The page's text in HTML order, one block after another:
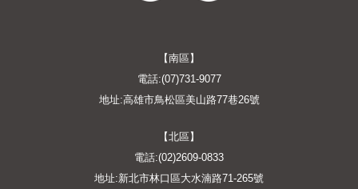
【南區】
電話:(07)731-9077
地址:高雄市鳥松區美山路77巷26號
【北區】
電話:(02)2609-0833
地址:新北市林口區大水湳路71-265號